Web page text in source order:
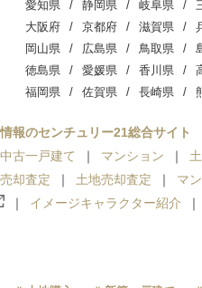
愛知県 静岡県 岐阜県
大阪府 京都府 滋賀県
岡山県 広島県 鳥取県
徳島県 愛媛県 香川県
福岡県 佐賀県 長崎県
報のセンチュリー21総合サイト
中古一戸建て マンション
却査定
土地売却査定 マ
イメージキャラクター紹介